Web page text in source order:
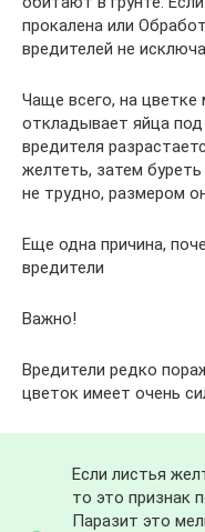
прокалена или
вредителей не
Чаще всего, на
откладывает яйца
вредителя
желтеть, затем
не трудно, размером
Еще одна причина,
вредители
Важно!
Вредители редко
цветок имеет очень
Если листья
то это признак
Паразит это